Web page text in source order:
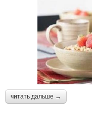
читать дальше →